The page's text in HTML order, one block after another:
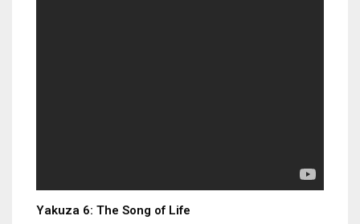
Yakuza 6: The Song of Life